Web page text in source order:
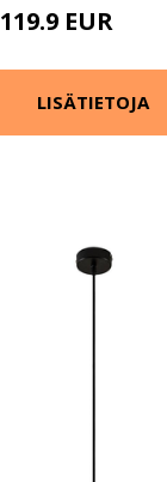
119.9 EUR
LISÄTIETOJA